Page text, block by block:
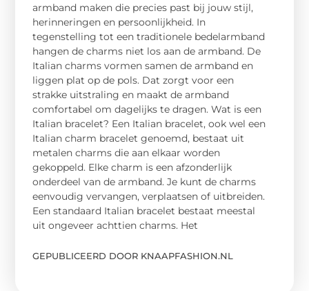
armband maken die precies past bij jouw stijl,
herinneringen en persoonlijkheid. In
tegenstelling tot een traditionele bedelarmband
hangen de charms niet los aan de armband. De
Italian charms vormen samen de armband en
liggen plat op de pols. Dat zorgt voor een
strakke uitstraling en maakt de armband
comfortabel om dagelijks te dragen. Wat is een
Italian bracelet? Een Italian bracelet, ook wel een
Italian charm bracelet genoemd, bestaat uit
metalen charms die aan elkaar worden
gekoppeld. Elke charm is een afzonderlijk
onderdeel van de armband. Je kunt de charms
eenvoudig vervangen, verplaatsen of uitbreiden.
Een standaard Italian bracelet bestaat meestal
uit ongeveer achttien charms. Het
GEPUBLICEERD DOOR KNAAPFASHION.NL